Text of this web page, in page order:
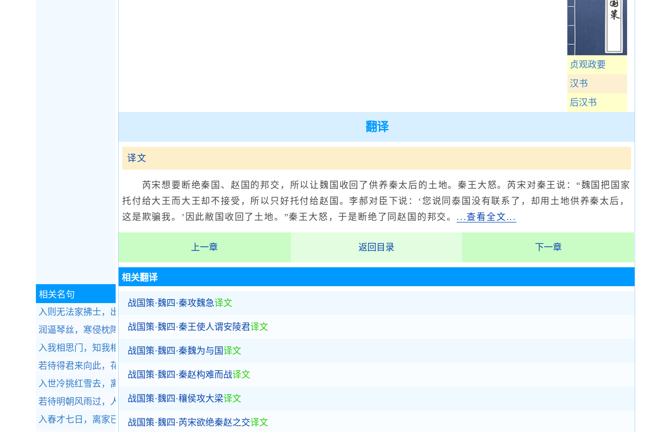
贞观政要
汉书
后汉书
翻译
译文
芮宋想要断绝秦国、赵国的邦交，所以让魏国收回了供养秦太后的土地。秦王大怒。芮宋对秦王说：“魏国把国家
托付给大王而大王却不接受，所以只好托付给赵国。李郝对臣下说：‘您说同泰国没有联系了，却用土地供养秦太后，
这是欺骗我。’因此敝国收回了土地。”秦王大怒，于是断绝了同赵国的邦交。 ...查看全文...
上一章 返回目录 下一章
相关翻译
战国策·魏四·秦攻魏急译文
战国策·魏四·秦王使人谓安陵君译文
战国策·魏四·秦魏为与国译文
战国策·魏四·秦赵构难而战译文
战国策·魏四·穰侯攻大梁译文
战国策·魏四·芮宋欲绝秦赵之交译文
相关名句
入则无法家拂士，出则无敌国外患者，国恒亡。
润逼琴丝，寒侵枕障，虫网吹黏帘竹。全诗赏析
入我相思门，知我相思苦。全诗赏析
若待得君来向此，花前对酒不忍触。
入世冷挑红雪去，离尘香割紫云来。
若待明朝风雨过，人在天涯！春在天涯。全诗赏析
入春才七日，离家已二年。全诗赏析